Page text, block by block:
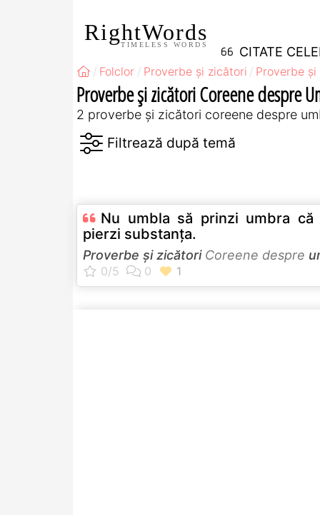
RightWords
TIMELESS WORDS CITATE
Folclor Proverbe și zicători Proverbe
Proverbe și zicători Coreene despre
2 proverbe și zicători coreene despre
Nu umbla să prinzi umbra că
pierzi substanţa.
Proverbe și zicătoriCoreene despre